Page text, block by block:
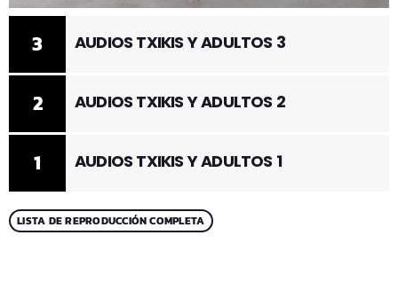
1 AUDIOS TXIKIS Y ADULTOS 1
2 AUDIOS TXIKIS Y ADULTOS 2
3 AUDIOS TXIKIS Y ADULTOS 3
LISTA DE REPRODUCCIÓN COMPLETA